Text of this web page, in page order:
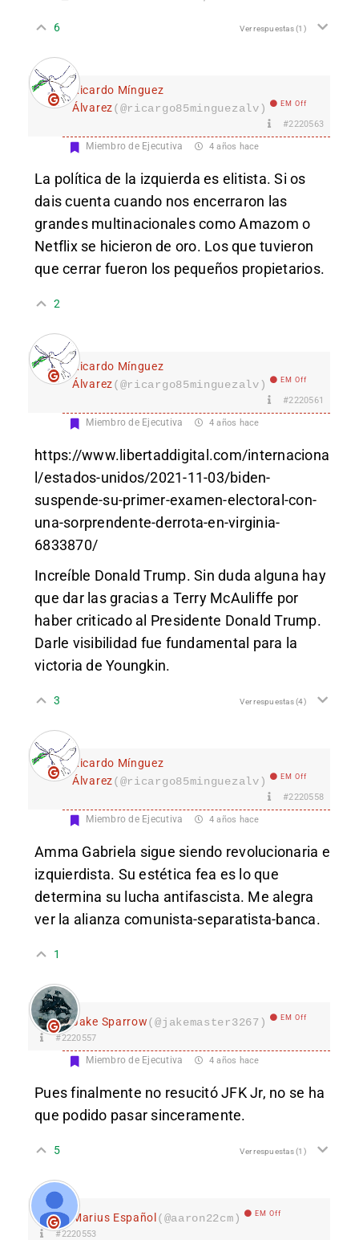
6 Ver respuestas(1)
Ricardo Mínguez
Álvarez(@ricargo85minguezalv) EM Off
#2220563
Miembro de Ejecutiva 4 años hace
La política de la izquierda es elitista. Si os
dais cuenta cuando nos encerraron las
grandes multinacionales como Amazom o
Netflix se hicieron de oro. Los que tuvieron
que cerrar fueron los pequeños propietarios.
2
Ricardo Mínguez
Álvarez(@ricargo85minguezalv) EM Off
#2220561
Miembro de Ejecutiva 4 años hace
https://www.libertaddigital.com/internaciona
l/estados-unidos/2021-11-03/biden-
suspende-su-primer-examen-electoral-con-
una-sorprendente-derrota-en-virginia-
6833870/
Increíble Donald Trump. Sin duda alguna hay
que dar las gracias a Terry McAuliffe por
haber criticado al Presidente Donald Trump.
Darle visibilidad fue fundamental para la
victoria de Youngkin.
3 Ver respuestas(4)
Ricardo Mínguez
Álvarez(@ricargo85minguezalv) EM Off
#2220558
Miembro de Ejecutiva 4 años hace
Amma Gabriela sigue siendo revolucionaria e
izquierdista. Su estética fea es lo que
determina su lucha antifascista. Me alegra
ver la alianza comunista-separatista-banca.
1
Jake Sparrow(@jakemaster3267) EM Off
#2220557
Miembro de Ejecutiva 4 años hace
Pues finalmente no resucitó JFK Jr, no se ha
que podido pasar sinceramente.
5 Ver respuestas(1)
Marius Español(@aaron22cm) EM Off
#2220553